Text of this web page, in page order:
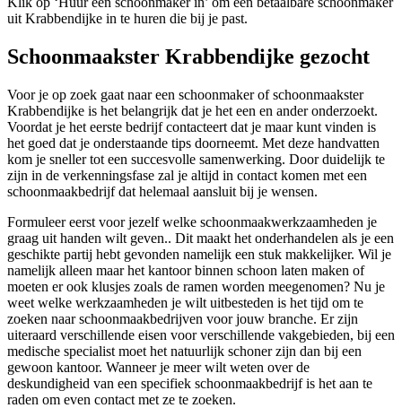
uit Krabbendijke in te huren die bij je past.
Schoonmaakster Krabbendijke gezocht
Voor je op zoek gaat naar een schoonmaker of schoonmaakster
Krabbendijke is het belangrijk dat je het een en ander onderzoekt.
Voordat je het eerste bedrijf contacteert dat je maar kunt vinden is
het goed dat je onderstaande tips doorneemt. Met deze handvatten
kom je sneller tot een succesvolle samenwerking. Door duidelijk te
zijn in de verkenningsfase zal je altijd in contact komen met een
schoonmaakbedrijf dat helemaal aansluit bij je wensen.
Formuleer eerst voor jezelf welke schoonmaakwerkzaamheden je
graag uit handen wilt geven.. Dit maakt het onderhandelen als je een
geschikte partij hebt gevonden namelijk een stuk makkelijker. Wil je
namelijk alleen maar het kantoor binnen schoon laten maken of
moeten er ook klusjes zoals de ramen worden meegenomen? Nu je
weet welke werkzaamheden je wilt uitbesteden is het tijd om te
zoeken naar schoonmaakbedrijven voor jouw branche. Er zijn
uiteraard verschillende eisen voor verschillende vakgebieden, bij een
medische specialist moet het natuurlijk schoner zijn dan bij een
gewoon kantoor. Wanneer je meer wilt weten over de
deskundigheid van een specifiek schoonmaakbedrijf is het aan te
raden om even contact met ze te zoeken.